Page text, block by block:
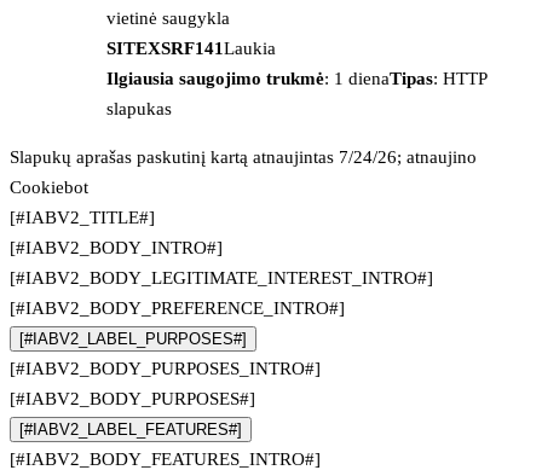
vietinė saugykla
SITEXSRF141Laukia
Ilgiausia saugojimo trukmė: 1 dienaTipas: HTTP
slapukas
Slapukų aprašas paskutinį kartą atnaujintas 7/24/26; atnaujino
Cookiebot
[#IABV2_TITLE#]
[#IABV2_BODY_INTRO#]
[#IABV2_BODY_LEGITIMATE_INTEREST_INTRO#]
[#IABV2_BODY_PREFERENCE_INTRO#]
[#IABV2_LABEL_PURPOSES#]
[#IABV2_BODY_PURPOSES_INTRO#]
[#IABV2_BODY_PURPOSES#]
[#IABV2_LABEL_FEATURES#]
[#IABV2_BODY_FEATURES_INTRO#]